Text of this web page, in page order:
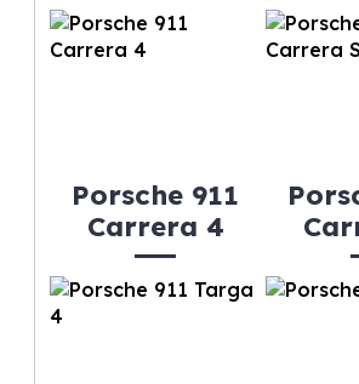
Porsche 911
Carrera 4